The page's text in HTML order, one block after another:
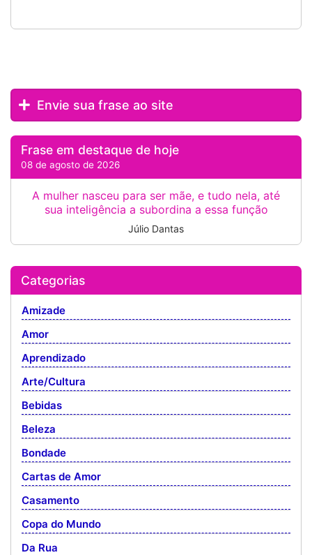
Envie sua frase ao site
Frase em destaque de hoje
08 de agosto de 2026
A mulher nasceu para ser mãe, e tudo nela, até
sua inteligência a subordina a essa função
Júlio Dantas
Categorias
Amizade
Amor
Aprendizado
Arte/Cultura
Bebidas
Beleza
Bondade
Cartas de Amor
Casamento
Copa do Mundo
Da Rua